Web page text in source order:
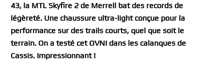
43, la MTL Skyfire 2 de Merrell bat des records de
légèreté. Une chaussure ultra-light conçue pour la
performance sur des trails courts, quel que soit le
terrain. On a testé cet OVNI dans les calanques de
Cassis. Impressionnant !